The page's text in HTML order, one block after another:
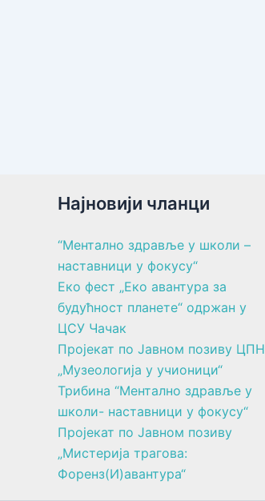
Најновији чланци
“Ментално здравље у школи –
наставници у фокусу“
Еко фест „Еко авантура за
будућност планете“ одржан у
ЦСУ Чачак
Пројекат по Јавном позиву ЦПН
„Музеологија у учионици“
Трибина “Ментално здравље у
школи- наставници у фокусу“
Пројекат по Јавном позиву
„Мистерија трагова:
Форенз(И)авантура“